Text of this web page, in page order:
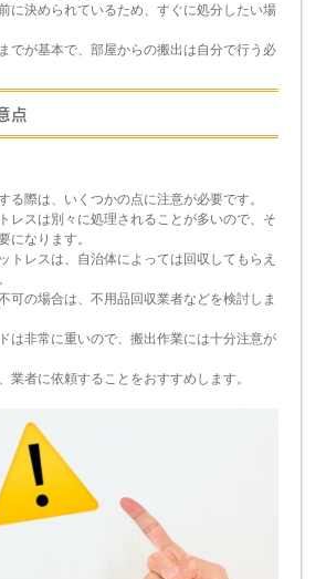
に決められているため、すぐに処分したい場
でが基本で、部屋からの搬出は自分で行う必
点
る際は、いくつかの点に注意が必要です。
レスは別々に処理されることが多いので、そ
になります。
トレスは、自治体によっては回収してもらえ
可の場合は、不用品回収業者などを検討しま
は非常に重いので、搬出作業には十分注意が
業者に依頼することをおすすめします。